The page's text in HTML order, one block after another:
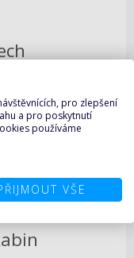
pro zlepšení
a pro poskytnutí
používáme
VŠE